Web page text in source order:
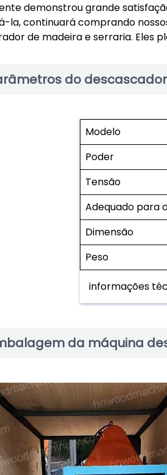
demonstrou grande
la, continuará comprando
de madeira e serraria. Eles
do
Modelo
Poder
Tensão
Adequado para
Dimensão
Peso
informações
da máquina